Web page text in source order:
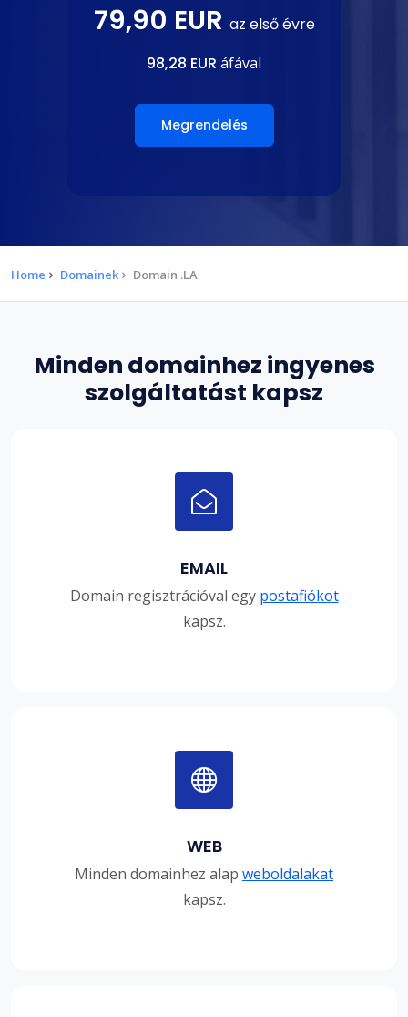
79,90 EUR az első évre
98,28 EUR áfával
Megrendelés
Home Domainek Domain .LA
Minden domainhez ingyenes
szolgáltatást kapsz
EMAIL
Domain regisztrációval egy postafiókot
kapsz.
WEB
Minden domainhez alap weboldalakat
kapsz.